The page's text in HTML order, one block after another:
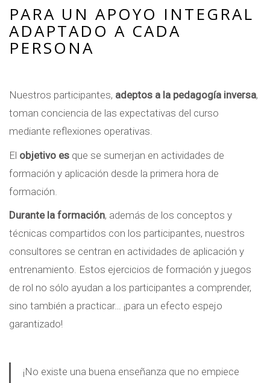
PARA UN APOYO INTEGRAL
ADAPTADO A CADA
PERSONA
Nuestros participantes, adeptos a la pedagogía inversa,
toman conciencia de las expectativas del curso
mediante reflexiones operativas.
El objetivo es que se sumerjan en actividades de
formación y aplicación desde la primera hora de
formación.
Durante la formación, además de los conceptos y
técnicas compartidos con los participantes, nuestros
consultores se centran en actividades de aplicación y
entrenamiento. Estos ejercicios de formación y juegos
de rol no sólo ayudan a los participantes a comprender,
sino también a practicar… ¡para un efecto espejo
garantizado!
¡No existe una buena enseñanza que no empiece